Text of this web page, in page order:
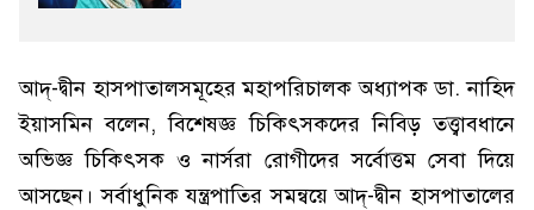
আদ্-দ্বীন হাসপাতালসমূহের মহাপরিচালক অধ্যাপক ডা. নাহিদ
ইয়াসমিন বলেন, বিশেষজ্ঞ চিকিৎসকদের নিবিড় তত্ত্বাবধানে
অভিজ্ঞ চিকিৎসক ও নার্সরা রোগীদের সর্বোত্তম সেবা দিয়ে
আসছেন। সর্বাধুনিক যন্ত্রপাতির সমন্বয়ে আদ্-দ্বীন হাসপাতালের